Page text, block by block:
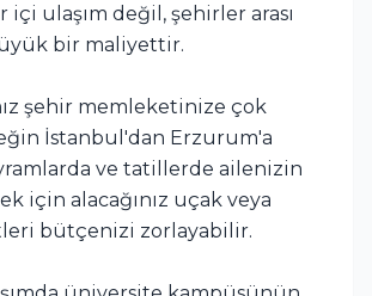
içi ulaşım değil, şehirler arası
bir maliyettir.
şehir memleketinize çok
İstanbul'dan Erzurum'a
ve tatillerde ailenizin
için alacağınız uçak veya
bütçenizi zorlayabilir.